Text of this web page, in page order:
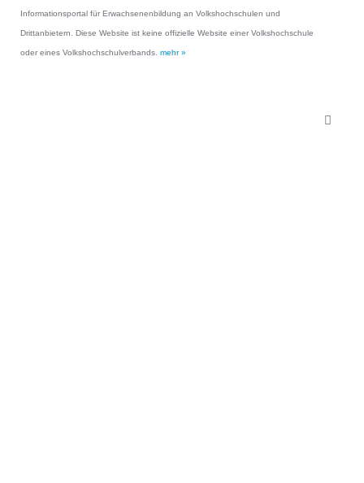
Informationsportal für Erwachsenenbildung an Volkshochschulen und
Drittanbietern. Diese Website ist keine offizielle Website einer Volkshochschule
oder eines Volkshochschulverbands. mehr »